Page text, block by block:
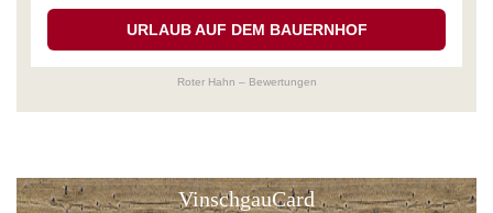
URLAUB AUF DEM BAUERNHOF
Roter Hahn – Bewertungen
VinschgauCard